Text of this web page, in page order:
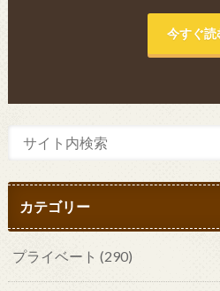
今すぐ読
カテゴリー
プライベート (290)